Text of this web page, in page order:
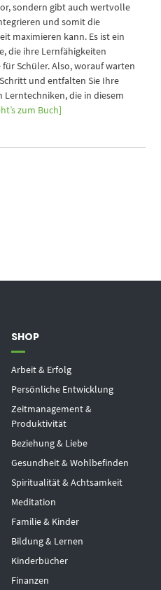
sondern gibt auch wertvolle
und somit die
maximieren kann. Es ist ein
die ihre Lernfähigkeiten
Schüler. Also, worauf warten
und entfalten Sie Ihre
die in diesem
zum Buch]
SHOP
Arbeit & Erfolg
Persönliche Entwicklung
Zeitmanagement &
Produktivität
Beziehung & Liebe
Gesundheit & Wohlbefinden
Spiritualität & Achtsamkeit
Meditation
Familie & Kinder
Bildung & Lernen
Kinderbücher
Finanzen